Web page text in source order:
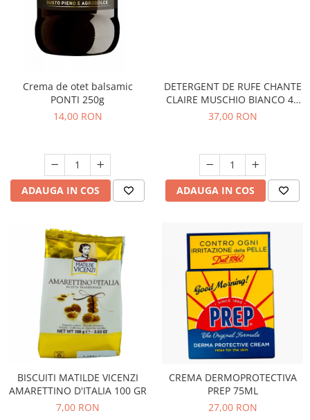
Crema de otet balsamic
PONTI 250g
14,00 RON
ADAUGA IN COS
DETERGENT DE RUFE CHANTE
CLAIRE MUSCHIO BIANCO 46
SPALARI
37,00 RON
ADAUGA IN COS
BISCUITI MATILDE VICENZI
AMARETTINO D'ITALIA 100 GR
7,00 RON
CREMA DERMOPROTECTIVA
PREP 75ML
27,00 RON